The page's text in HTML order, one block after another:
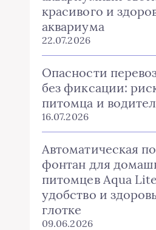
красивого и
аквариума
22.07.2026
Опасности
без фиксации:
питомца и
16.07.2026
Автоматическая
фонтан для
питомцев Aqua
удобство и
глотке
09.06.2026